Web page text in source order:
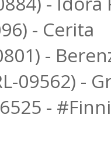
- Cerita
-
09562) -
-